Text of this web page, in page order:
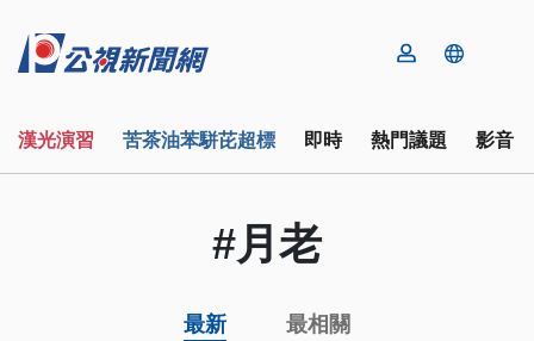
漢光演習 苦茶油苯駢芘超標 即時 熱門議題 影音
#月老
最新 最相關